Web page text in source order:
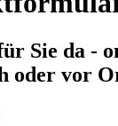
Sie da -
oder vor